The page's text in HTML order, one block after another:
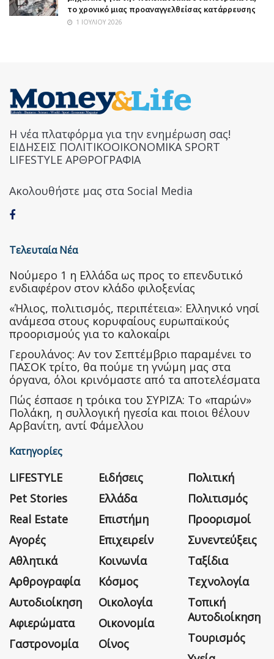
το χρονικό μιας προαναγγελθείσας κατάρρευσης
1 ΙΟΥΛΊΟΥ 2026
Η νέα πλατφόρμα για την ενημέρωση σας!
ΕΙΔΗΣΕΙΣ ΠΟΛΙΤΙΚΟΟΙΚΟΝΟΜΙΚΑ SPORT
LIFESTYLE ΑΡΘΡΟΓΡΑΦΙΑ
Ακολουθήστε μας στα Social Media
Τελευταία Νέα
Nούμερο 1 η Ελλάδα ως προς το επενδυτικό
ενδιαφέρον στον κλάδο φιλοξενίας
«Ήλιος, πολιτισμός, περιπέτεια»: Ελληνικό νησί
ανάμεσα στους κορυφαίους ευρωπαϊκούς
προορισμούς για το καλοκαίρι
Γερουλάνος: Αν τον Σεπτέμβριο παραμένει το
ΠΑΣΟΚ τρίτο, θα πούμε τη γνώμη μας στα
όργανα, όλοι κρινόμαστε από τα αποτελέσματα
Πώς έσπασε η τρόικα του ΣΥΡΙΖΑ: Το «παρών»
Πολάκη, η συλλογική ηγεσία και ποιοι θέλουν
Αρβανίτη, αντί Φάμελλου
Κατηγορίες
LIFESTYLE
Pet Stories
Real Estate
Αγορές
Αθλητικά
Αρθρογραφία
Αυτοδιοίκηση
Αφιερώματα
Γαστρονομία
Ειδήσεις
Ελλάδα
Επιστήμη
Επιχειρείν
Κοινωνία
Κόσμος
Οικολογία
Οικονομία
Οίνος
Πολιτική
Πολιτισμός
Προορισμοί
Συνεντεύξεις
Ταξίδια
Τεχνολογία
Τοπική
Αυτοδιοίκηση
Τουρισμός